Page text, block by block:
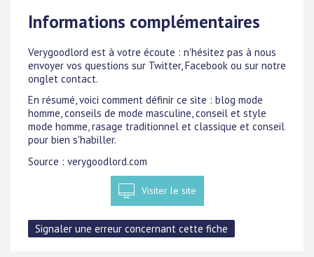
Informations complémentaires
Verygoodlord est à votre écoute : n'hésitez pas à nous
envoyer vos questions sur Twitter, Facebook ou sur notre
onglet contact.
En résumé, voici comment définir ce site : blog mode
homme, conseils de mode masculine, conseil et style
mode homme, rasage traditionnel et classique et conseil
pour bien s'habiller.
Source : verygoodlord.com
Visiter le site